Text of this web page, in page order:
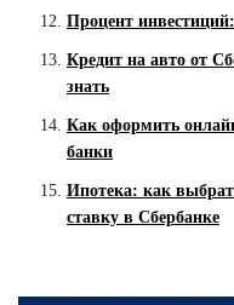
Процент
Кредит на авто от
знать
Как оформить
банки
Ипотека: как
ставку в Сбербанке